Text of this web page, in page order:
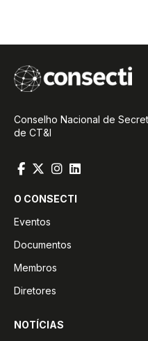
Conselho Nacional de
de CT&I
O CONSECTI
Eventos
Documentos
Membros
Diretores
NOTÍCIAS